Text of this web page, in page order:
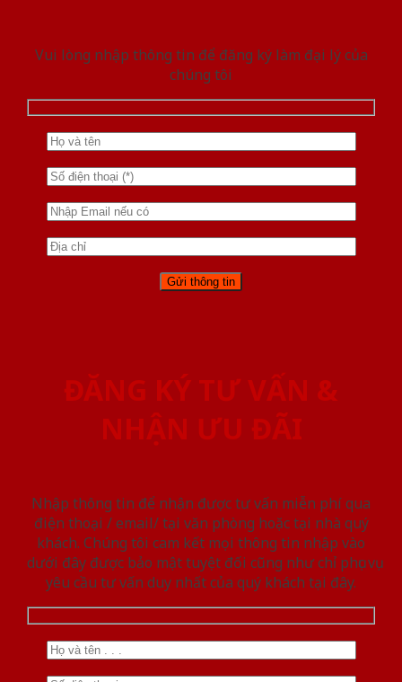
Vui lòng nhập thông tin để đăng ký làm đại lý của
chúng tôi
ĐĂNG KÝ TƯ VẤN &
NHẬN ƯU ĐÃI
Nhập thông tin để nhận được tư vấn miễn phí qua
điện thoại / email/ tại văn phòng hoặc tại nhà quý
khách. Chúng tôi cam kết mọi thông tin nhập vào
dưới đây được bảo mật tuyệt đối cũng như chỉ phục vụ
yêu cầu tư vấn duy nhất của quý khách tại đây.